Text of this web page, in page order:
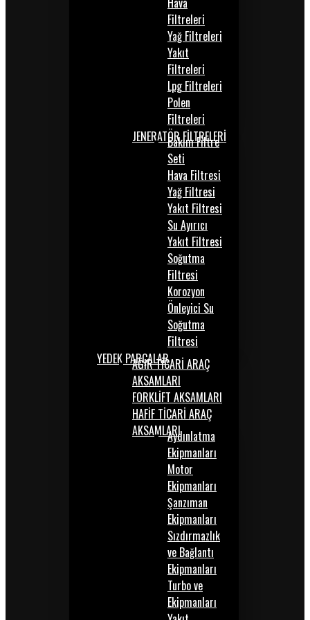
Filtreleri
Yağ Filtreleri
Yakıt
Filtreleri
Lpg Filtreleri
Polen
Filtreleri
JENERATÖR FİLTRELERİ
Bakım Filtre
Seti
Hava Filtresi
Yağ Filtresi
Yakıt Filtresi
Su Ayırıcı
Yakıt Filtresi
Soğutma
Filtresi
Korozyon
Önleyici Su
Soğutma
Filtresi
YEDEK PARÇALARAĞIR TİCARİ ARAÇ
AKSAMLARI
FORKLİFT AKSAMLARI
HAFİF TİCARİ ARAÇ
AKSAMLARIAydınlatma
Ekipmanları
Motor
Ekipmanları
Şanzıman
Ekipmanları
Sızdırmazlık
ve Bağlantı
Ekipmanları
Turbo ve
Ekipmanları